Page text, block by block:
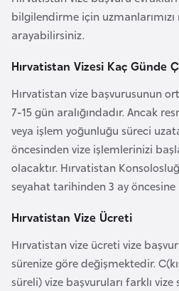
bilgilendirme için
arayabilirsiniz.
Hırvatistan Vizesi Kaç Günde
Hırvatistan vize başvurusunun
7-15 gün aralığındadır. Ancak
veya işlem yoğunluğu süreci
öncesinden vize işlemlerinizi
olacaktır. Hırvatistan
seyahat tarihinden 3 ay
Hırvatistan Vize Ücreti
Hırvatistan vize ücreti vize
sürenize göre değişmektedir.
süreli) vize başvuruları farklı
C
e
a
y
i
r
C
i
u
t
i